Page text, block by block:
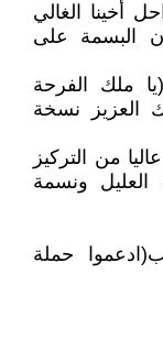
أخينا الغالي
البسمة على
ملك الفرحة
العزيز نسخة
من التركيز
العليل ونسمة
حملة